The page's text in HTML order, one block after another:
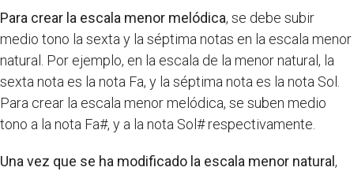
Para crear la escala menor melódica, se debe subir
medio tono la sexta y la séptima notas en la escala menor
natural. Por ejemplo, en la escala de la menor natural, la
sexta nota es la nota Fa, y la séptima nota es la nota Sol.
Para crear la escala menor melódica, se suben medio
tono a la nota Fa#, y a la nota Sol# respectivamente.
Una vez que se ha modificado la escala menor natural ,